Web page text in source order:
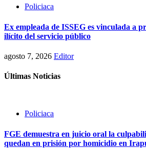
Policiaca
Ex empleada de ISSEG es vinculada a
ilícito del servicio público
agosto 7, 2026 Editor
Últimas Noticias
Policiaca
FGE demuestra en juicio oral la
quedan en prisión por homicidio en